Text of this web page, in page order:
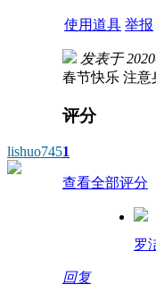
使用道具 举报
lishuo745
发表于
春节快乐 注意
评分
1
查看全部评分
罗
回复